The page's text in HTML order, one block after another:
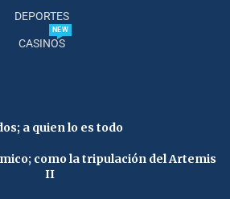
DEPORTES
CASINOS
NEW
a quien lo es todo
como la tripulación del Artemis
II